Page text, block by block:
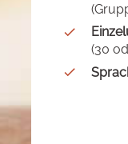
(30